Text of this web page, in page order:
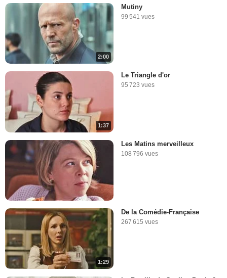
2:00
Mutiny
99 541 vues
1:37
Le Triangle d'or
95 723 vues
Les Matins merveilleux
108 796 vues
1:29
De la Comédie-Française
267 615 vues